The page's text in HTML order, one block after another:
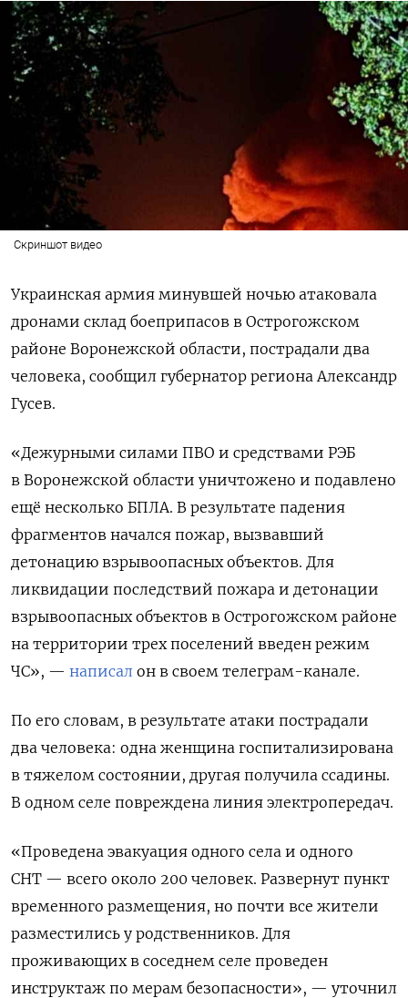
Скриншот видео
Украинская армия минувшей ночью атаковала
дронами склад боеприпасов в Острогожском
районе Воронежской области, пострадали два
человека, сообщил губернатор региона Александр
Гусев.
«Дежурными силами ПВО и средствами РЭБ
в Воронежской области уничтожено и подавлено
ещё несколько БПЛА. В результате падения
фрагментов начался пожар, вызвавший
детонацию взрывоопасных объектов. Для
ликвидации последствий пожара и детонации
взрывоопасных объектов в Острогожском районе
на территории трех поселений введен режим
ЧС», — написал он в своем телеграм-канале.
По его словам, в результате атаки пострадали
два человека: одна женщина госпитализирована
в тяжелом состоянии, другая получила ссадины.
В одном селе повреждена линия электропередач.
«Проведена эвакуация одного села и одного
СНТ — всего около 200 человек. Развернут пункт
временного размещения, но почти все жители
разместились у родственников. Для
проживающих в соседнем селе проведен
инструктаж по мерам безопасности», — уточнил